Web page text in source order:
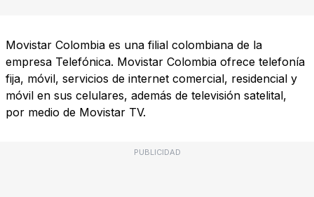
Movistar Colombia es una filial colombiana de la
empresa Telefónica. Movistar Colombia ofrece telefonía
fija, móvil, servicios de internet comercial, residencial y
móvil en sus celulares, además de televisión satelital,
por medio de Movistar TV.
PUBLICIDAD